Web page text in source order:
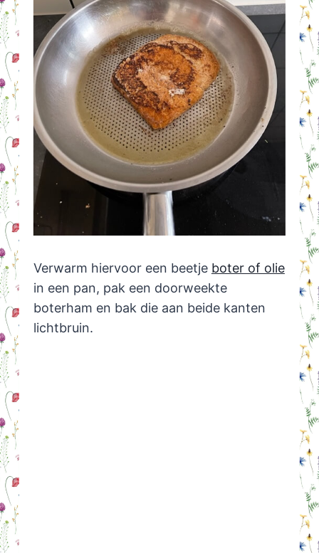
Verwarm hiervoor een beetje boter of olie
in een pan, pak een doorweekte
boterham en bak die aan beide kanten
lichtbruin.